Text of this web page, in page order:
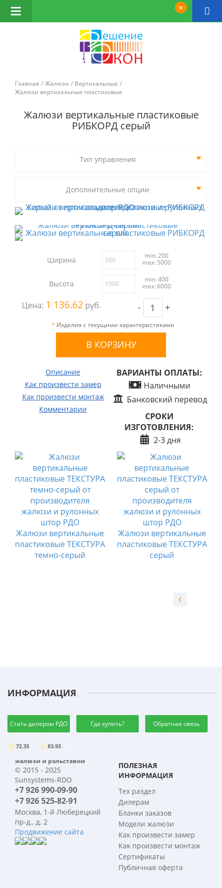
0
Открыть
навигацию
Главная Жалюзи
Вертикальные
Жалюзи вертикальные пластиковые
Жалюзи вертикальные пластиковые
РИБКОРД серый
Тип управления
Дополнительные опции
Ширина
min: 200
max: 5000
Высота
min: 400
max: 6000
Цена: 1 136.62 руб. - +
* Изделия с текущими характеристиками
Описание
Как произвести замер
Как произвести монтаж
Комментарии
ВАРИАНТЫ ОПЛАТЫ:
Наличными
Банковский перевод
СРОКИ
ИЗГОТОВЛЕНИЯ:
2-3 дня
Жалюзи вертикальные
пластиковые ТЕКСТУРА
темно-серый
Жалюзи вертикальные
пластиковые ТЕКСТУРА
серый
ИНФОРМАЦИЯ
Стать дилером РДО Где купить? Обратная связь
72.35 83.93
жалюзи и рольставни
© 2015 - 2025
Sunsystems-RDO
+7 926 990-09-90
+7 926 525-82-91
Москва, 1-й Люберецкий
пр-д., д. 2
Продвижение сайта
ПОЛЕЗНАЯ
ИНФОРМАЦИЯ
Тех раздел
Дилерам
Бланки заказов
Модели жалюзи
Как произвести замер
Как произвести монтаж
Сертификаты
Публичная оферта